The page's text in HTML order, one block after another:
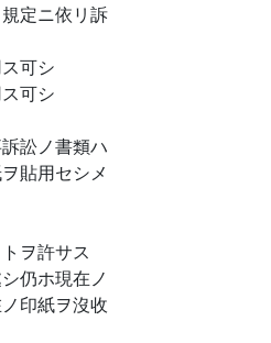
定ニ依リ訴
可シ
可シ
訟ノ書類ハ
貼用セシメ
ヲ許サス
仍ホ現在ノ
印紙ヲ沒收